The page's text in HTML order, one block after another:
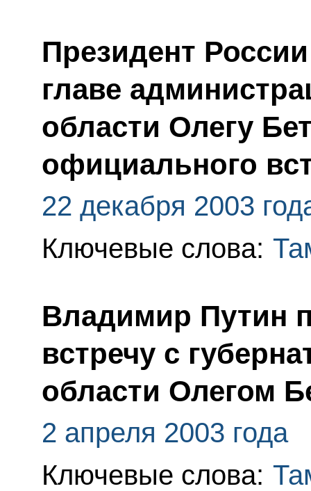
Президент
главе
области Олегу
официального
22 декабря 2003
Ключевые слова:
Владимир Путин
встречу с
области Олегом
2 апреля 2003 года
Ключевые слова: